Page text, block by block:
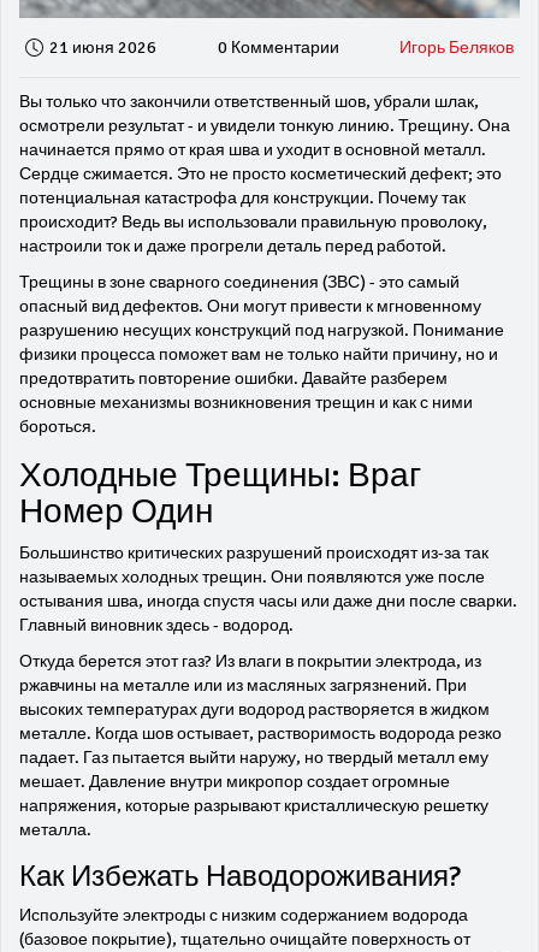
21 июня 2026 0 Комментарии Игорь Беляков
Вы только что закончили ответственный шов, убрали шлак,
осмотрели результат - и увидели тонкую линию. Трещину. Она
начинается прямо от края шва и уходит в основной металл.
Сердце сжимается. Это не просто косметический дефект; это
потенциальная катастрофа для конструкции. Почему так
происходит? Ведь вы использовали правильную проволоку,
настроили ток и даже прогрели деталь перед работой.
Трещины в зоне сварного соединения (ЗВС) - это самый
опасный вид дефектов. Они могут привести к мгновенному
разрушению несущих конструкций под нагрузкой. Понимание
физики процесса поможет вам не только найти причину, но и
предотвратить повторение ошибки. Давайте разберем
основные механизмы возникновения трещин и как с ними
бороться.
Холодные Трещины: Враг
Номер Один
Большинство критических разрушений происходят из-за так
называемых холодных трещин. Они появляются уже после
остывания шва, иногда спустя часы или даже дни после сварки.
Главный виновник здесь - водород.
Откуда берется этот газ? Из влаги в покрытии электрода, из
ржавчины на металле или из масляных загрязнений. При
высоких температурах дуги водород растворяется в жидком
металле. Когда шов остывает, растворимость водорода резко
падает. Газ пытается выйти наружу, но твердый металл ему
мешает. Давление внутри микропор создает огромные
напряжения, которые разрывают кристаллическую решетку
металла.
Как Избежать Наводороживания?
Используйте электроды с низким содержанием водорода
(базовое покрытие), тщательно очищайте поверхность от